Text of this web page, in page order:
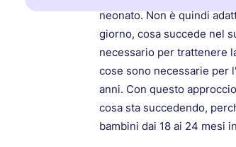
neonato. Non è quindi
giorno, cosa succede nel
necessario per trattenere
cose sono necessarie per
anni. Con questo
cosa sta succedendo,
bambini dai 18 ai 24 mesi